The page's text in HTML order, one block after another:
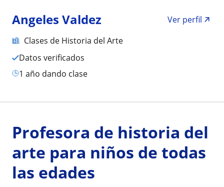
Angeles Valdez
Ver perfil
Clases de Historia del Arte
Datos verificados
1 año dando clase
Profesora de historia del
arte para niños de todas
las edades